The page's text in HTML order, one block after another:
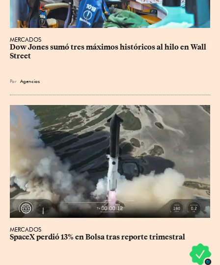
MERCADOS
Dow Jones sumó tres máximos históricos al hilo en Wall
Street
Por Agencias
MERCADOS
SpaceX perdió 13% en Bolsa tras reporte trimestral